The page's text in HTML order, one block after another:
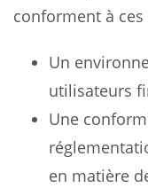
conforment à
Un
utilisateurs
Une
en matière